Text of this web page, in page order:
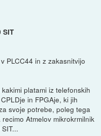
SIT
PLCC44 in z zakasnitvijo
platami iz telefonskih
in FPGAje, ki jih
svoje potrebe, poleg tega
Atmelov mikrokrmilnik